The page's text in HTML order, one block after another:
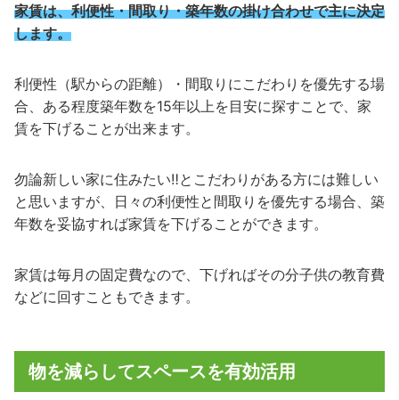
家賃は、利便性・間取り・築年数の掛け合わせで主に決定
します。
利便性（駅からの距離）・間取りにこだわりを優先する場
合、ある程度築年数を15年以上を目安に探すことで、家
賃を下げることが出来ます。
勿論新しい家に住みたい‼︎とこだわりがある方には難しい
と思いますが、日々の利便性と間取りを優先する場合、築
年数を妥協すれば家賃を下げることができます。
家賃は毎月の固定費なので、下げればその分子供の教育費
などに回すこともできます。
物を減らしてスペースを有効活用